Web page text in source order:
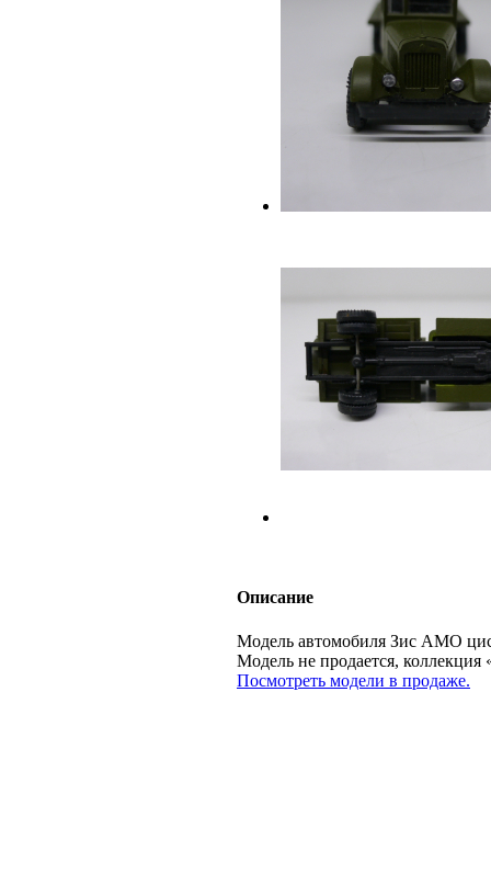
Описание
Модель автомобиля Зис АМО
Модель не продается,
Посмотреть модели в продаже.